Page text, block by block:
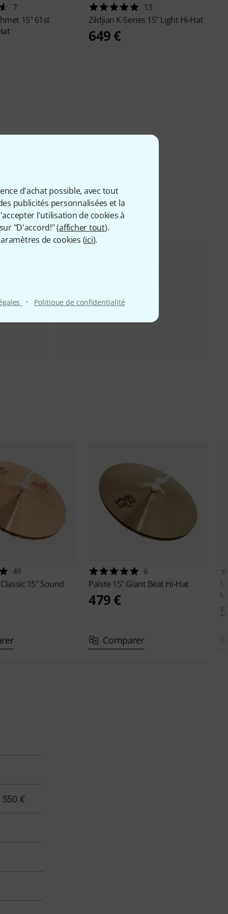
d'achat possible, avec tout
publicités personnalisées et la
l'utilisation de cookies à
"D'accord!" (afficher tout).
de cookies (ici).
· Politique de confidentialité
7
15" 61st
13
Zildjian K-Series 15" Light Hi-Hat
649 €
49
15" Sound
6
Paiste 15" Giant Beat Hi-Hat
479 €
Comparer
€